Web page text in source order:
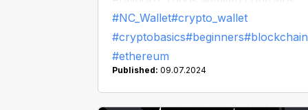
inteligentes. Vayamos al fondo de su
naturaleza.
#NC_Wallet#crypto_wallet
#cryptobasics#beginners#blockchain
#ethereum
Published: 09.07.2024